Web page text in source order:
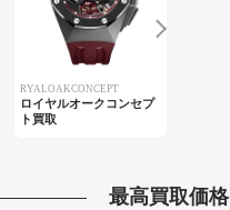
RYALOAKCONCEPT
ロイヤルオークコンセプ
ト買取
最高買取価